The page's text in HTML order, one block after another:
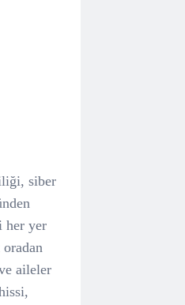
siber
her yer
oradan
aileler